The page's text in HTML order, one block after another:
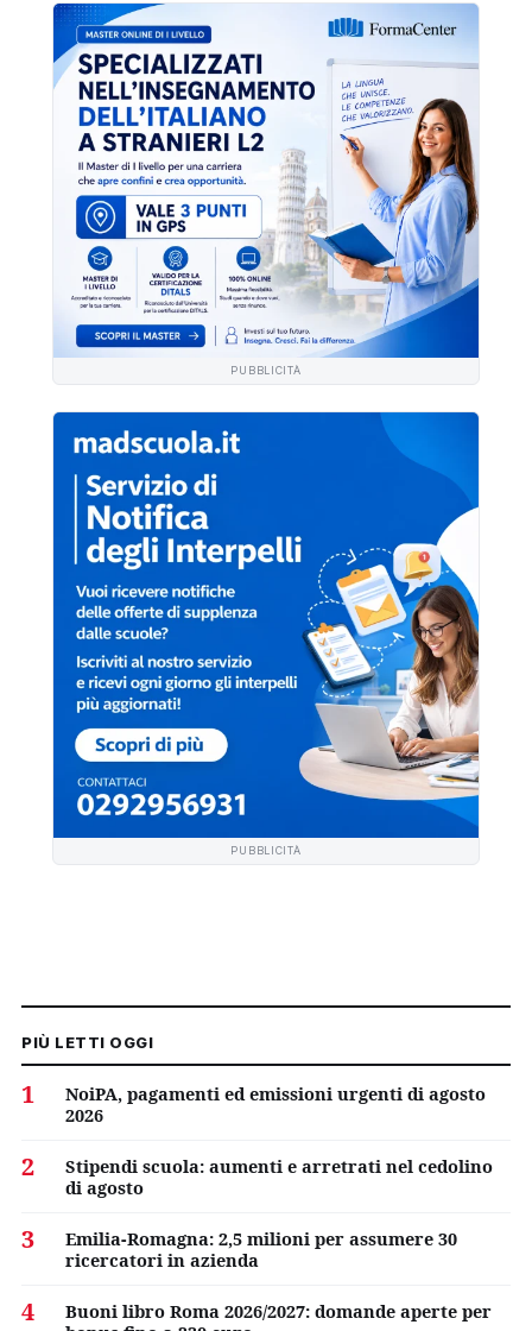
PUBBLICITÀ
PUBBLICITÀ
PIÙ LETTI OGGI
1
NoiPA, pagamenti ed emissioni urgenti di agosto
2026
2
Stipendi scuola: aumenti e arretrati nel cedolino
di agosto
3
Emilia-Romagna: 2,5 milioni per assumere 30
ricercatori in azienda
4
Buoni libro Roma 2026/2027: domande aperte per